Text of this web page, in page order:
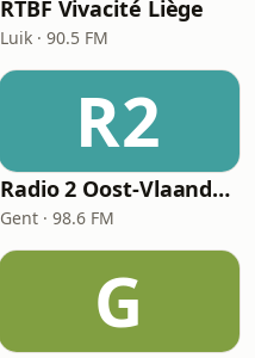
RTBF Vivacité Liège
Luik · 90.5 FM
R2
Radio 2 Oost-Vlaanderen
Gent · 98.6 FM
G